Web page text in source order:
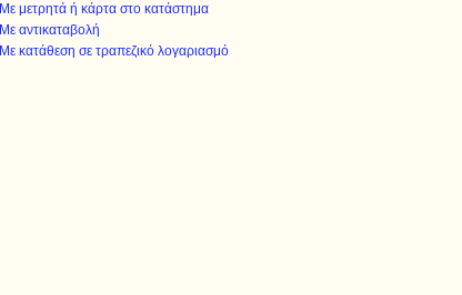
Με μετρητά ή κάρτα στο κατάστημα
Με αντικαταβολή
Με κατάθεση σε τραπεζικό λογαριασμό